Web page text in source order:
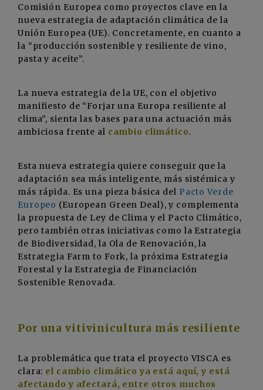
Comisión Europea como proyectos clave en la
nueva estrategia de adaptación climática de la
Unión Europea (UE). Concretamente, en cuanto a
la “producción sostenible y resiliente de vino,
pasta y aceite”.
La nueva estrategia de la UE, con el objetivo
manifiesto de “Forjar una Europa resiliente al
clima”, sienta las bases para una actuación más
ambiciosa frente al cambio climático.
Esta nueva estrategia quiere conseguir que la
adaptación sea más inteligente, más sistémica y
más rápida. Es una pieza básica del Pacto Verde
Europeo (European Green Deal), y complementa
la propuesta de Ley de Clima y el Pacto Climático,
pero también otras iniciativas como la Estrategia
de Biodiversidad, la Ola de Renovación, la
Estrategia Farm to Fork, la próxima Estrategia
Forestal y la Estrategia de Financiación
Sostenible Renovada.
Por una vitivinicultura más resiliente
La problemática que trata el proyecto VISCA es
clara: el cambio climático ya está aquí, y está
afectando y afectará, entre otros muchos